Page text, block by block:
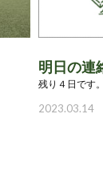
明日の連
残り４日です。
2023.03.14